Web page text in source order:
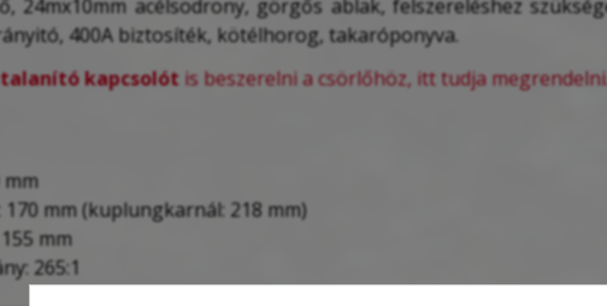
24mx10mm acélsodrony, görgős ablak, felszereléshez
400A biztosíték, kötélhorog, takaróponyva.
kapcsolót is beszerelni a csörlőhöz, itt tudja megrendelni.
mm
170 mm (kuplungkarnál: 218 mm)
mm
265:1